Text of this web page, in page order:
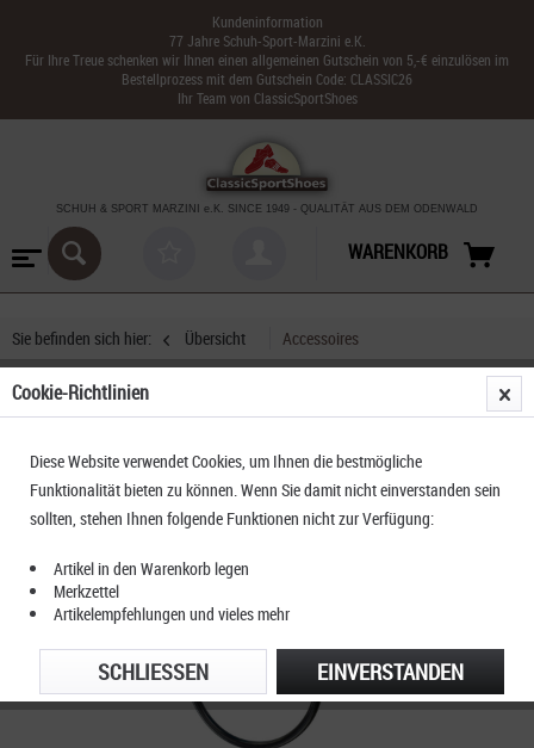
Kundeninformation
77 Jahre Schuh-Sport-Marzini e.K.
Für Ihre Treue schenken wir Ihnen einen allgemeinen Gutschein von 5,-€ einzulösen im
Bestellprozess mit dem Gutschein Code: CLASSIC26
Ihr Team von ClassicSportShoes
SCHUH & SPORT MARZINI e.K. SINCE 1949 - QUALITÄT AUS DEM ODENWALD
WARENKORB
Sie befinden sich hier: Übersicht Accessoires
Cookie-Richtlinien
Diese Website verwendet Cookies, um Ihnen die bestmögliche
Funktionalität bieten zu können. Wenn Sie damit nicht einverstanden sein
sollten, stehen Ihnen folgende Funktionen nicht zur Verfügung:
Artikel in den Warenkorb legen
Merkzettel
Artikelempfehlungen und vieles mehr
EINVERSTANDEN
SCHLIESSEN